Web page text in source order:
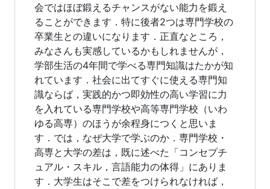
会ではほぼ鍛えるチャンスがない能力を鍛え
ることができます．特に後者2つは専門学校の
卒業生との違いになります．正直なところ，
みなさんも実感しているかもしれませんが，
学部生活の4年間で学べる専門知識はたかが知
れています．社会に出てすぐに使える専門知
識ならば，実践的かつ即効性の高い学習に力
を入れている専門学校や高等専門学校（いわ
ゆる高専）のほうが余程身につくと思いま
す．では，なぜ大学で学ぶのか．専門学校・
高専と大学の差は，既に述べた「コンセプチ
ュアル・スキル，言語能力の体得」にありま
す．大学生はそこで差をつけられなければ，